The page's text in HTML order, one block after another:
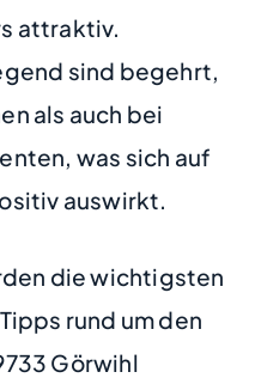
attraktiv.
sind begehrt,
als auch bei
was sich auf
auswirkt.
die wichtigsten
rund um den
Görwihl